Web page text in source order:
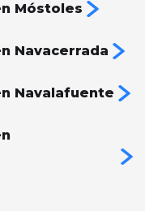
Móstoles
Navacerrada
Navalafuente